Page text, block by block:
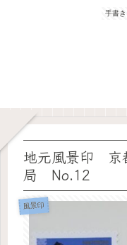
手書
地元風景印 京
局 No.12
風景印